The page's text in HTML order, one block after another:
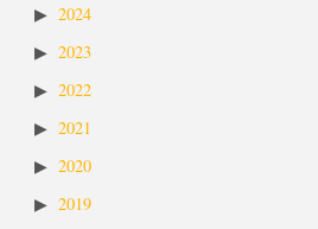
2024
2023
2022
2021
2020
2019